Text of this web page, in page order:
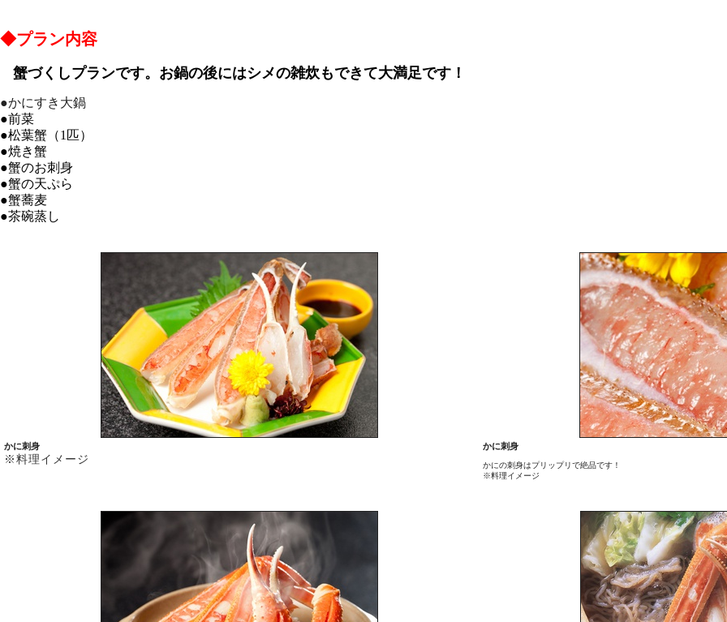
◆プラン内容
蟹づくしプランです。 お鍋の後にはシメの雑炊もできて大満足です ！
●かにすき大鍋
●前菜
●松葉蟹（1匹）
●焼き蟹
●蟹のお刺身
●蟹の天ぷら
●蟹蕎麦
●茶碗蒸し
かに刺身
※料理イメージ
かに刺身
かにの刺身はプリップリで絶品です！
※料理イメージ